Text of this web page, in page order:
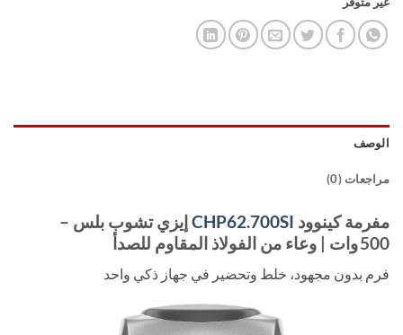
الوصف
مراجعات (0)
مفرمة كينوود CHP62.700SIإيزي تشوب بلس –
500 وات | وعاء من الفولاذ المقاوم للصدأ
فرم بدون مجهود، خلط وتحضير في جهاز ذكي واحد